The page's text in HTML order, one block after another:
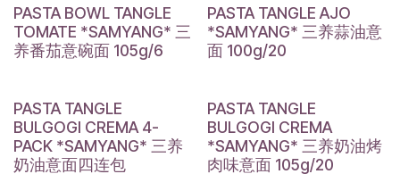
PASTA BOWL TANGLE
TOMATE *SAMYANG* 三
养番茄意碗面 105g/6
PASTA TANGLE AJO
*SAMYANG* 三养蒜油意
面 100g/20
PASTA TANGLE
BULGOGI CREMA 4-
PACK *SAMYANG* 三养
奶油意面四连包
PASTA TANGLE
BULGOGI CREMA
*SAMYANG* 三养奶油烤
肉味意面 105g/20